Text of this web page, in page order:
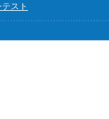
スト